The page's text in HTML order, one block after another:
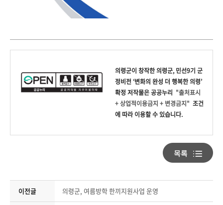
의령군이 창작한의령군, 민선9기 군
정비전 ‘변화의 완성 더 행복한 의령’
확정 저작물은 공공누리 "출처표시
+ 상업적이용금지 + 변경금지" 조건
에 따라 이용할 수 있습니다.
이전글 의령군, 여름방학 한끼지원사업 운영